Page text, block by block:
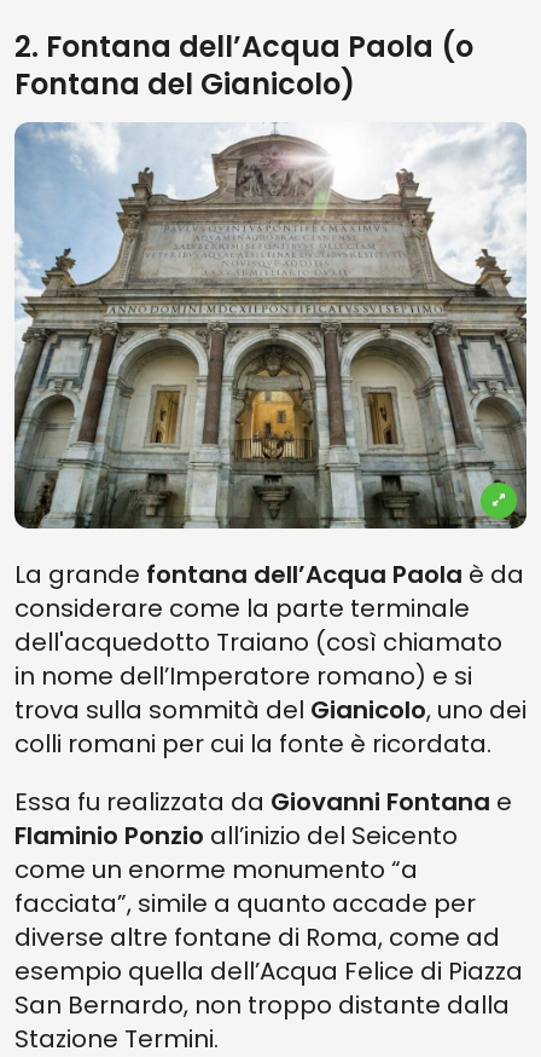
2. Fontana dell’Acqua Paola (o
Fontana del Gianicolo)
La grande fontana dell’Acqua Paola è da
considerare come la parte terminale
dell'acquedotto Traiano (così chiamato
in nome dell’Imperatore romano) e si
trova sulla sommità del Gianicolo, uno dei
colli romani per cui la fonte è ricordata.
Essa fu realizzata da Giovanni Fontana e
Flaminio Ponzio all’inizio del Seicento
come un enorme monumento “a
facciata”, simile a quanto accade per
diverse altre fontane di Roma, come ad
esempio quella dell’Acqua Felice di Piazza
San Bernardo, non troppo distante dalla
Stazione Termini.